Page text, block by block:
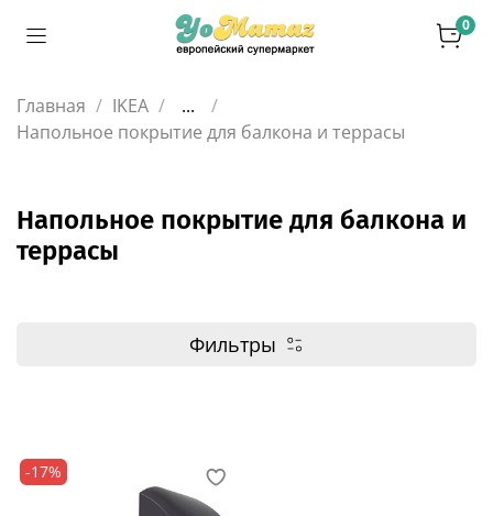
0
Главная IKEA
...
Напольное покрытие для балкона и террасы
Напольное покрытие для балкона и
террасы
Фильтры
-17%